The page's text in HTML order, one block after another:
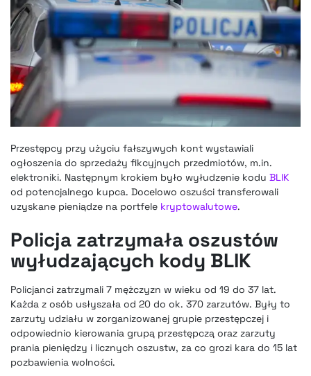
Przestępcy przy użyciu fałszywych kont wystawiali
ogłoszenia do sprzedaży fikcyjnych przedmiotów, m.in.
elektroniki. Następnym krokiem było wyłudzenie kodu BLIK
od potencjalnego kupca. Docelowo oszuści transferowali
uzyskane pieniądze na portfele kryptowalutowe.
Policja zatrzymała oszustów
wyłudzających kody BLIK
Policjanci zatrzymali 7 mężczyzn w wieku od 19 do 37 lat.
Każda z osób usłyszała od 20 do ok. 370 zarzutów. Były to
zarzuty udziału w zorganizowanej grupie przestępczej i
odpowiednio kierowania grupą przestępczą oraz zarzuty
prania pieniędzy i licznych oszustw, za co grozi kara do 15 lat
pozbawienia wolności.